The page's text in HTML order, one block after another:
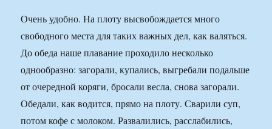
Очень удобно. На плоту высвобождается много
свободного места для таких важных дел, как валяться.
До обеда наше плавание проходило несколько
однообразно: загорали, купались, выгребали подальше
от очередной коряги, бросали весла, снова загорали.
Обедали, как водится, прямо на плоту. Сварили суп,
потом кофе с молоком. Развалились, расслабились,